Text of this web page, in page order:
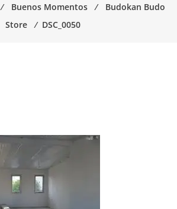
⁄ Buenos Momentos ⁄
Budokan Budo
Store
⁄ DSC_0050